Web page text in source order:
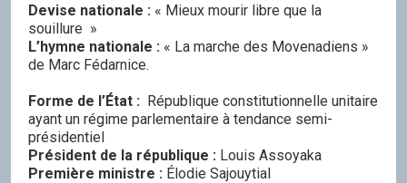
Devise nationale : « Mieux mourir libre que la
souillure »
L’hymne nationale : « La marche des Movenadiens »
de Marc Fédarnice.
Forme de l’État : République constitutionnelle unitaire
ayant un régime parlementaire à tendance semi-
présidentiel
Président de la république : Louis Assoyaka
Première ministre : Élodie Sajouytial